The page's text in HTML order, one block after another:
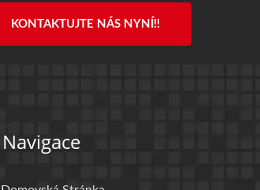
KONTAKTUJTE NÁS NYNÍ!!
Navigace